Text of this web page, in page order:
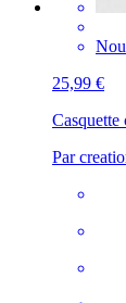
25,99 €
Casquette
Par